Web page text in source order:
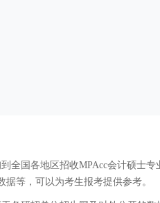
全国各地区招收MPAcc会计硕士
等，可以为考生报考提供参考。